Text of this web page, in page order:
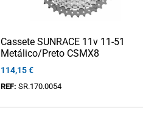
Cassete SUNRACE 11v 11-51
Metálico/Preto CSMX8
114,15€
REF: SR.170.0054